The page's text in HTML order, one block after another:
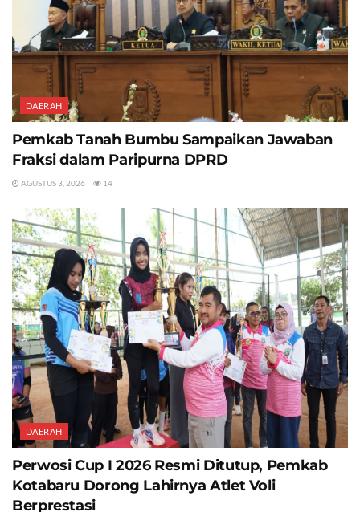
DAERAH
Pemkab Tanah Bumbu Sampaikan Jawaban
Fraksi dalam Paripurna DPRD
AGUSTUS 3, 2026 14
DAERAH
Perwosi Cup I 2026 Resmi Ditutup, Pemkab
Kotabaru Dorong Lahirnya Atlet Voli
Berprestasi